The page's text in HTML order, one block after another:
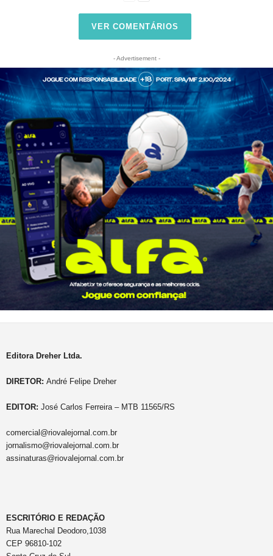
VER COMENTÁRIOS
- Advertisement -
Editora Dreher Ltda.
DIRETOR: André Felipe Dreher
EDITOR: José Carlos Ferreira – MTB 11565/RS
comercial@riovalejornal.com.br
jornalismo@riovalejornal.com.br
assinaturas@riovalejornal.com.br
ESCRITÓRIO E REDAÇÃO
Rua Marechal Deodoro,1038
CEP 96810-102